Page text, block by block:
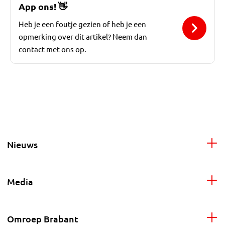
App ons!👋
Heb je een foutje gezien of heb je een
opmerking over dit artikel? Neem dan
contact met ons op.
Nieuws
Media
Omroep Brabant